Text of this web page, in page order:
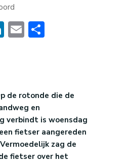
LinkedIn
EmailDelen
de rotonde die de
en
verbindt is woensdag
fietser aangereden
zag de
fietser over het